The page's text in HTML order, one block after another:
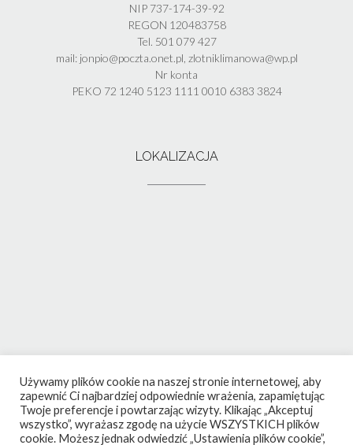
NIP 737-174-39-92
REGON 120483758
Tel. 501 079 427
mail: jonpio@poczta.onet.pl, zlotniklimanowa@wp.pl
Nr konta
PEKO 72 1240 5123 1111 0010 6383 3824
LOKALIZACJA
Używamy plików cookie na naszej stronie internetowej, aby
zapewnić Ci najbardziej odpowiednie wrażenia, zapamiętując
Twoje preferencje i powtarzając wizyty. Klikając „Akceptuj
wszystko”, wyrażasz zgodę na użycie WSZYSTKICH plików
cookie. Możesz jednak odwiedzić „Ustawienia plików cookie”,